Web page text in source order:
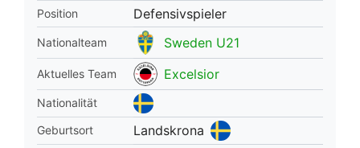
Position Defensivspieler
Nationalteam Sweden U21
Aktuelles Team Excelsior
Nationalität
Geburtsort
Landskrona